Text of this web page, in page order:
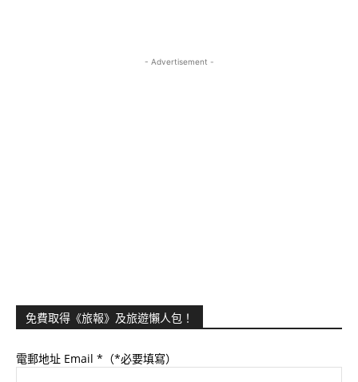
- Advertisement -
免費取得《旅報》及旅遊懶人包！
電郵地址 Email *（*必要填寫）